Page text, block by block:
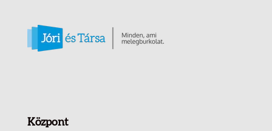
Központ